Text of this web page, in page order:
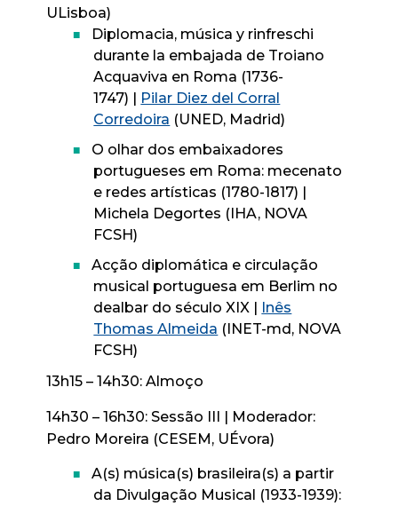
ULisboa)
Diplomacia, música y rinfreschi
durante la embajada de Troiano
Acquaviva en Roma (1736-
1747) | Pilar Diez del Corral
Corredoira (UNED, Madrid)
O olhar dos embaixadores
portugueses em Roma: mecenato
e redes artísticas (1780-1817) |
Michela Degortes (IHA, NOVA
FCSH)
Acção diplomática e circulação
musical portuguesa em Berlim no
dealbar do século XIX | Inês
Thomas Almeida (INET-md, NOVA
FCSH)
13h15 – 14h30: Almoço
14h30 – 16h30: Sessão III | Moderador:
Pedro Moreira (CESEM, UÉvora)
A(s) música(s) brasileira(s) a partir
da Divulgação Musical (1933-1939):